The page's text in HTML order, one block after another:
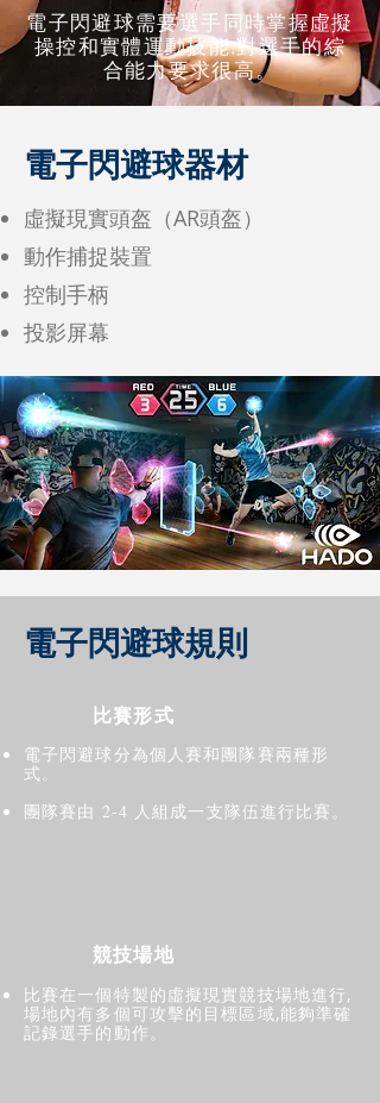
電子閃避球需要選手同時掌握虛擬
操控和實體運動技能,對選手的綜
合能力要求很高。
電子閃避球器材
虛擬現實頭盔（AR頭盔）
動作捕捉裝置
控制手柄
投影屏幕
電子閃避球規則
比賽形式
電子閃避球分為個人賽和團隊賽兩種形
式。
團隊賽由 2-4 人組成一支隊伍進行比賽。
競技場地
比賽在一個特製的虛擬現實競技場地進行,
場地內有多個可攻擊的目標區域,能夠準確
記錄選手的動作。